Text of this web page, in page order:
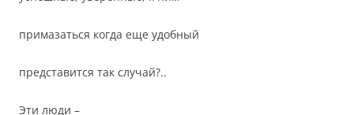
примазаться когда еще удобный
представится так случай?..
Эти люди –